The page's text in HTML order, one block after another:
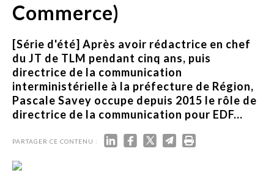
Commerce)
[Série d'été] Après avoir rédactrice en chef
du JT de TLM pendant cinq ans, puis
directrice de la communication
interministérielle à la préfecture de Région,
Pascale Savey occupe depuis 2015 le rôle de
directrice de la communication pour EDF...
PARTAGER CE CONTENU :